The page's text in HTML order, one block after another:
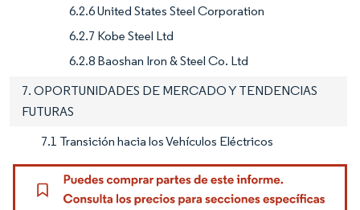
6.2.6 United States Steel Corporation
6.2.7 Kobe Steel Ltd
6.2.8 Baoshan Iron & Steel Co. Ltd
7. OPORTUNIDADES DE MERCADO Y TENDENCIAS
FUTURAS
7.1 Transición hacia los Vehículos Eléctricos